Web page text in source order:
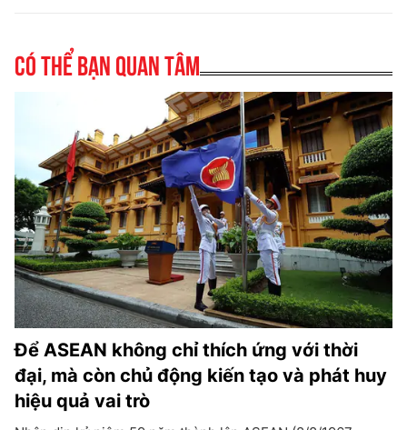
Có thể bạn quan tâm
Để ASEAN không chỉ thích ứng với thời
đại, mà còn chủ động kiến tạo và phát huy
hiệu quả vai trò